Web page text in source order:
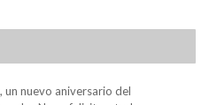
nuevo aniversario del